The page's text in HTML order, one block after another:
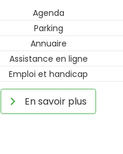
Agenda
Parking
Annuaire
Assistance en ligne
Emploi et handicap
En savoir plus